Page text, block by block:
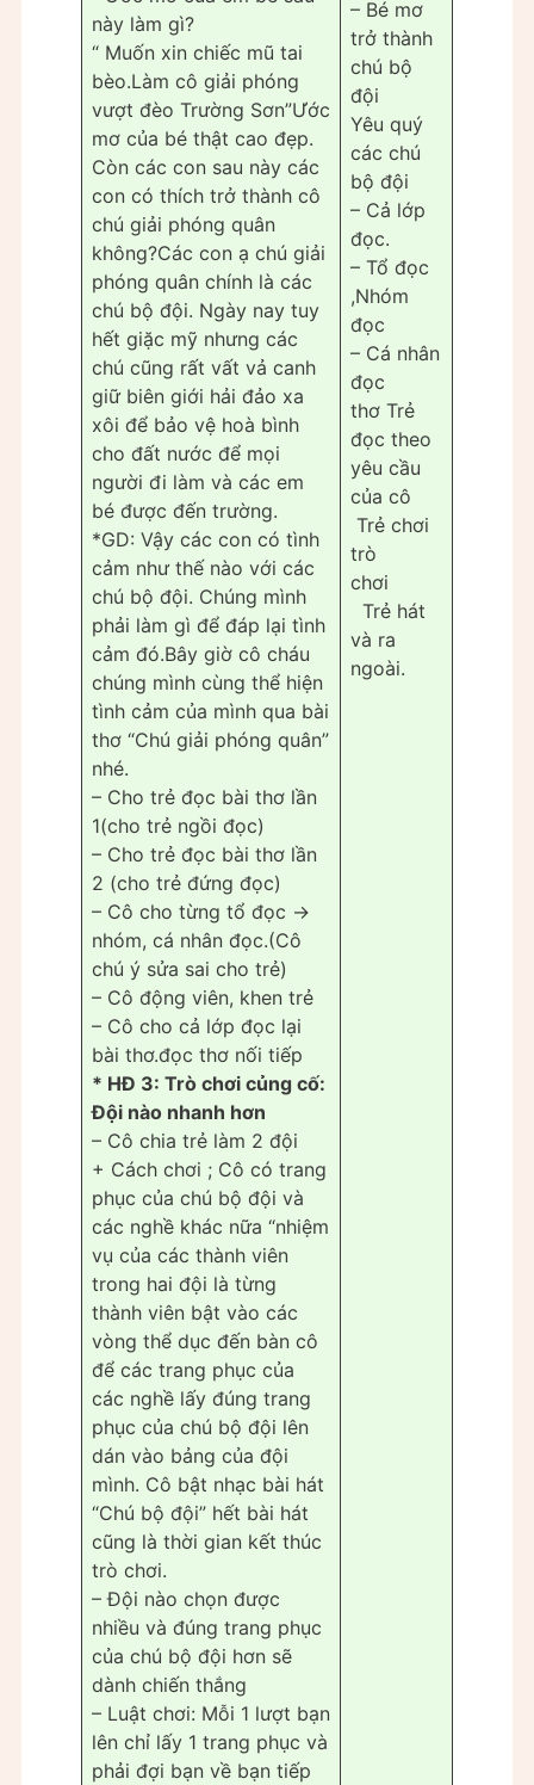
này làm gì?
“ Muốn xin chiếc mũ tai
bèo.Làm cô giải phóng
vượt đèo Trường Sơn”Ước
mơ của bé thật cao đẹp.
Còn các con sau này các
con có thích trở thành cô
chú giải phóng quân
không?Các con ạ chú giải
phóng quân chính là các
chú bộ đội. Ngày nay tuy
hết giặc mỹ nhưng các
chú cũng rất vất vả canh
giữ biên giới hải đảo xa
xôi để bảo vệ hoà bình
cho đất nước để mọi
người đi làm và các em
bé được đến trường.
*GD: Vậy các con có tình
cảm như thế nào với các
chú bộ đội. Chúng mình
phải làm gì để đáp lại tình
cảm đó.Bây giờ cô cháu
chúng mình cùng thể hiện
tình cảm của mình qua bài
thơ “Chú giải phóng quân”
nhé.
– Cho trẻ đọc bài thơ lần
1(cho trẻ ngồi đọc)
– Cho trẻ đọc bài thơ lần
2 (cho trẻ đứng đọc)
– Cô cho từng tổ đọc ->
nhóm, cá nhân đọc.(Cô
chú ý sửa sai cho trẻ)
– Cô động viên, khen trẻ
– Cô cho cả lớp đọc lại
bài thơ.đọc thơ nối tiếp
* HĐ 3: Trò chơi củng cố:
Đội nào nhanh hơn
– Cô chia trẻ làm 2 đội
+ Cách chơi ; Cô có trang
phục của chú bộ đội và
các nghề khác nữa “nhiệm
vụ của các thành viên
trong hai đội là từng
thành viên bật vào các
vòng thể dục đến bàn cô
để các trang phục của
các nghề lấy đúng trang
phục của chú bộ đội lên
dán vào bảng của đội
mình. Cô bật nhạc bài hát
“Chú bộ đội” hết bài hát
cũng là thời gian kết thúc
trò chơi.
– Đội nào chọn được
nhiều và đúng trang phục
của chú bộ đội hơn sẽ
dành chiến thắng
– Luật chơi: Mỗi 1 lượt bạn
lên chỉ lấy 1 trang phục và
phải đợi bạn về bạn tiếp
– Bé mơ
trở thành
chú bộ
đội
Yêu quý
các chú
bộ đội
– Cả lớp
đọc.
– Tổ đọc
,Nhóm
đọc
– Cá nhân
đọc
thơ Trẻ
đọc theo
yêu cầu
của cô
Trẻ chơi
trò
chơi
Trẻ hát
và ra
ngoài.